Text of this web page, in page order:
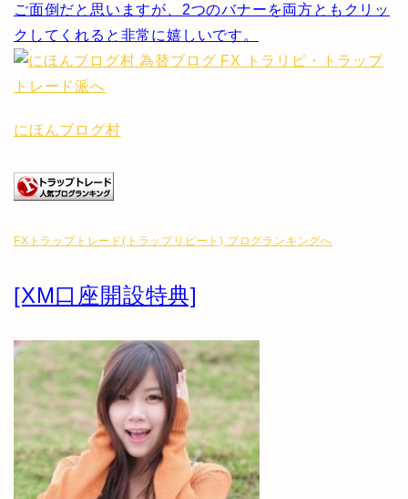
ご面倒だと思いますが、2つのバナーを両方ともクリッ
クしてくれると非常に嬉しいです。
にほんブログ村
FXトラップトレード(トラップリピート) ブログランキングへ
[XM口座開設特典]